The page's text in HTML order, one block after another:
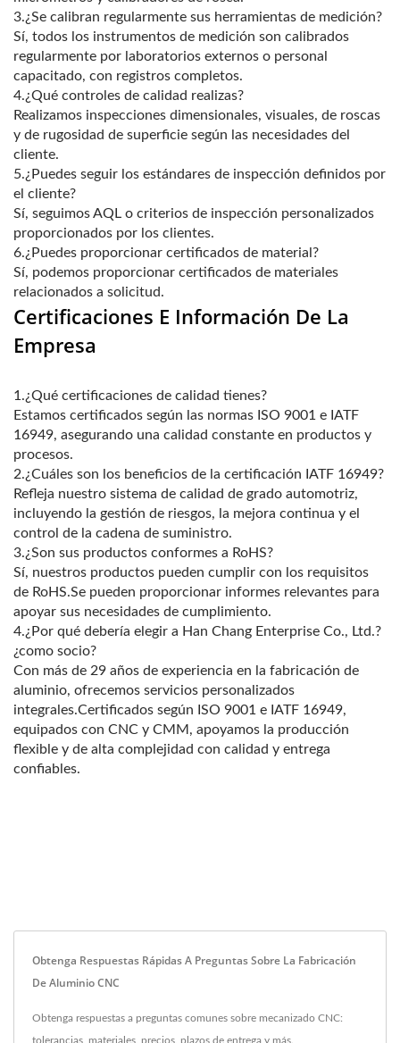
3.¿Se calibran regularmente sus herramientas de medición?
Sí, todos los instrumentos de medición son calibrados
regularmente por laboratorios externos o personal
capacitado, con registros completos.
4.¿Qué controles de calidad realizas?
Realizamos inspecciones dimensionales, visuales, de roscas
y de rugosidad de superficie según las necesidades del
cliente.
5.¿Puedes seguir los estándares de inspección definidos por
el cliente?
Sí, seguimos AQL o criterios de inspección personalizados
proporcionados por los clientes.
6.¿Puedes proporcionar certificados de material?
Sí, podemos proporcionar certificados de materiales
relacionados a solicitud.
Certificaciones E Información De La
Empresa
1.¿Qué certificaciones de calidad tienes?
Estamos certificados según las normas ISO 9001 e IATF
16949, asegurando una calidad constante en productos y
procesos.
2.¿Cuáles son los beneficios de la certificación IATF 16949?
Refleja nuestro sistema de calidad de grado automotriz,
incluyendo la gestión de riesgos, la mejora continua y el
control de la cadena de suministro.
3.¿Son sus productos conformes a RoHS?
Sí, nuestros productos pueden cumplir con los requisitos
de RoHS.Se pueden proporcionar informes relevantes para
apoyar sus necesidades de cumplimiento.
4.¿Por qué debería elegir a Han Chang Enterprise Co., Ltd.?
¿como socio?
Con más de 29 años de experiencia en la fabricación de
aluminio, ofrecemos servicios personalizados
integrales.Certificados según ISO 9001 e IATF 16949,
equipados con CNC y CMM, apoyamos la producción
flexible y de alta complejidad con calidad y entrega
confiables.
Obtenga Respuestas Rápidas A Preguntas Sobre La Fabricación
De Aluminio CNC
Obtenga respuestas a preguntas comunes sobre mecanizado CNC:
tolerancias, materiales, precios, plazos de entrega y más.